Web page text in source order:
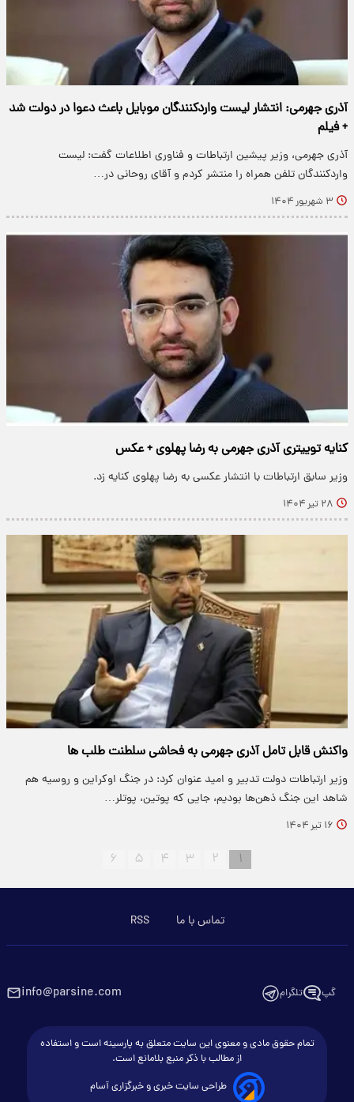
آذری جهرمی: انتشار لیست واردکنندگان موبایل باعث دعوا در دولت شد
+ فیلم
آذری جهرمی، وزیر پیشین ارتباطات و فناوری اطلاعات گفت: لیست
واردکنندگان تلفن همراه را منتشر کردم و آقای روحانی در…
۳ شهریور ۱۴۰۴
کنایه توییتری آذری جهرمی به رضا پهلوی + عکس
وزیر سابق ارتباطات با انتشار عکسی به رضا پهلوی کنایه زد.
۲۸ تیر ۱۴۰۴
واکنش قابل تامل آذری جهرمی به فحاشی سلطنت طلب ها
وزیر ارتباطات دولت تدبیر و امید عنوان کرد: در جنگ اوکراین و روسیه هم
شاهد این جنگ ذهن‌ها بودیم، جایی که پوتین، پوتلر…
۱۶ تیر ۱۴۰۴
۱ ۲ ۳ ۴ ۵ ۶
تماس با ما RSS
گپ تلگرام info@parsine.com
تمام حقوق مادی و معنوی این سایت متعلق به پارسینه است و استفاده
از مطالب با ذکر منبع بلامانع است.
طراحی سایت خبری و خبرگزاری آسام